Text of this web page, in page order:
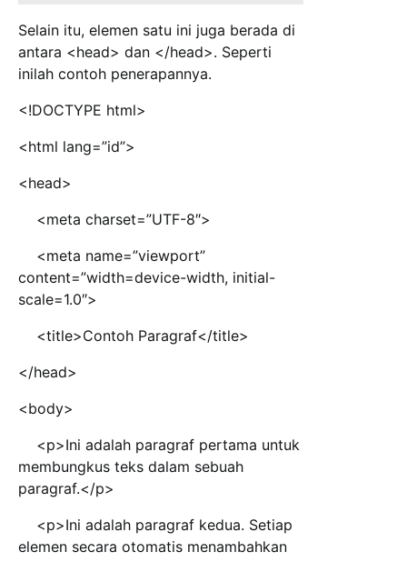
Selain itu, elemen satu ini juga berada di
antara <head> dan </head>. Seperti
inilah contoh penerapannya.
<!DOCTYPE html>
<html lang=”id”>
<head>
<meta charset=”UTF-8″>
<meta name=”viewport”
content=”width=device-width, initial-
scale=1.0″>
<title>Contoh Paragraf</title>
</head>
<body>
<p>Ini adalah paragraf pertama untuk
membungkus teks dalam sebuah
paragraf.</p>
<p>Ini adalah paragraf kedua. Setiap
elemen secara otomatis menambahkan